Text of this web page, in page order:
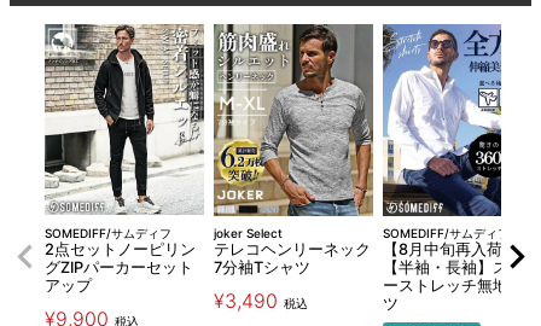
SOMEDIFF/サムディフ
2点セットノーピリン
グZIPパーカーセット
アップ
¥9,900 税込
joker Select
テレコヘンリーネック
7分袖Tシャツ
¥3,490 税込
SOMEDIFF/サムディフ
【8月中旬再入荷】
【半袖・長袖】スーパ
ーストレッチ無地シャ
ツ